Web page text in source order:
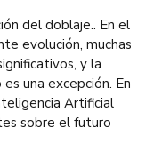
del doblaje.. En el
evolución, muchas
y la
una excepción. En
Artificial
sobre el futuro